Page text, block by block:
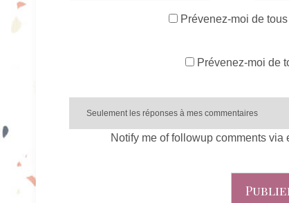
Prévenez-moi de
Prévenez-moi de
Notify me of followup comments